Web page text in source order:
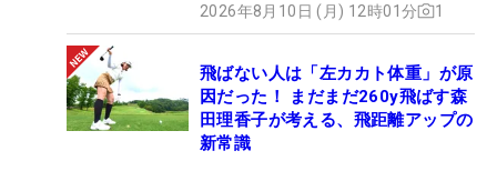
2026年8月10日 (月) 12時01分 1
飛ばない人は「左カカト体重」が原
因だった！ まだまだ260y飛ばす森
田理香子が考える、飛距離アップの
新常識